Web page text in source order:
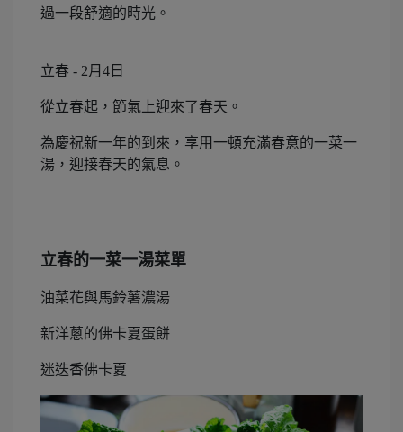
過一段舒適的時光。
立春 - 2月4日
從立春起，節氣上迎來了春天。
為慶祝新一年的到來，享用一頓充滿春意的一菜一
湯，迎接春天的氣息。
立春的一菜一湯菜單
油菜花與馬鈴薯濃湯
新洋蔥的佛卡夏蛋餅
迷迭香佛卡夏